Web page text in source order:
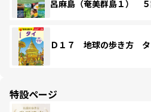
呂麻島（奄美群島１）
Ｄ１７ 地球の歩き方
特設ページ